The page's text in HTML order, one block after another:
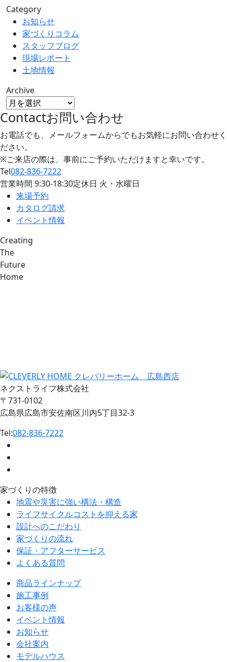
Category
お知らせ
家づくりコラム
スタッフブログ
現場レポート
土地情報
Archive
Contactお問い合わせ
お電話でも、メールフォームからでもお気軽にお問い合わせく
ださい。
※ご来店の際は、事前にご予約いただけますと幸いです。
Tel082-836-7222
営業時間 9:30-18:30定休日 火・水曜日
来場予約
カタログ請求
イベント情報
Creating
The
Future
Home
ネクストライフ株式会社
〒731-0102
広島県広島市安佐南区川内5丁目32-3
Tel:082-836-7222
家づくりの特徴
地震や災害に強い構法・構造
ライフサイクルコストを抑える家
設計へのこだわり
家づくりの流れ
保証・アフターサービス
よくある質問
商品ラインナップ
施工事例
お客様の声
イベント情報
お知らせ
会社案内
モデルハウス